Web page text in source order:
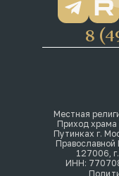
Местная
Приход храма
Путинках г.
127006,
ИНН:
8